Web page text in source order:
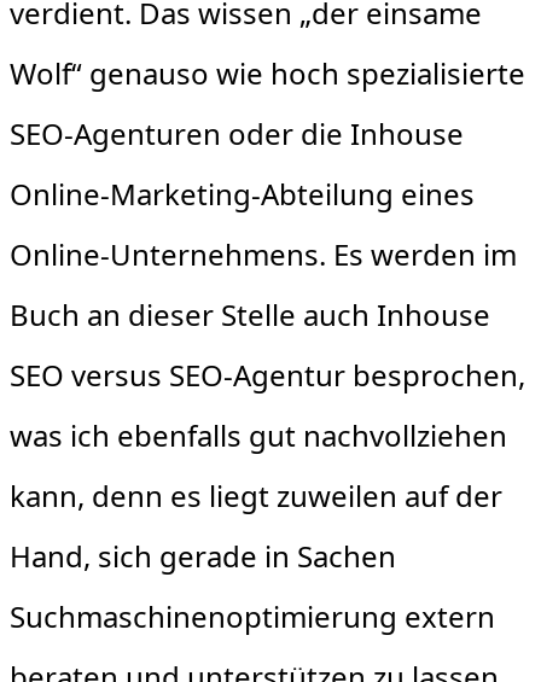
verdient. Das wissen „der einsame
Wolf“ genauso wie hoch spezialisierte
SEO-Agenturen oder die Inhouse
Online-Marketing-Abteilung eines
Online-Unternehmens. Es werden im
Buch an dieser Stelle auch Inhouse
SEO versus SEO-Agentur besprochen,
was ich ebenfalls gut nachvollziehen
kann, denn es liegt zuweilen auf der
Hand, sich gerade in Sachen
Suchmaschinenoptimierung extern